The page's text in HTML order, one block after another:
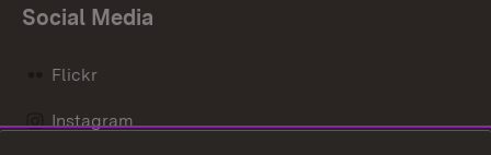
Social Media
Flickr
Instagram